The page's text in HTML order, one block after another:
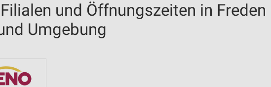
und Öffnungszeiten in Freden
Umgebung